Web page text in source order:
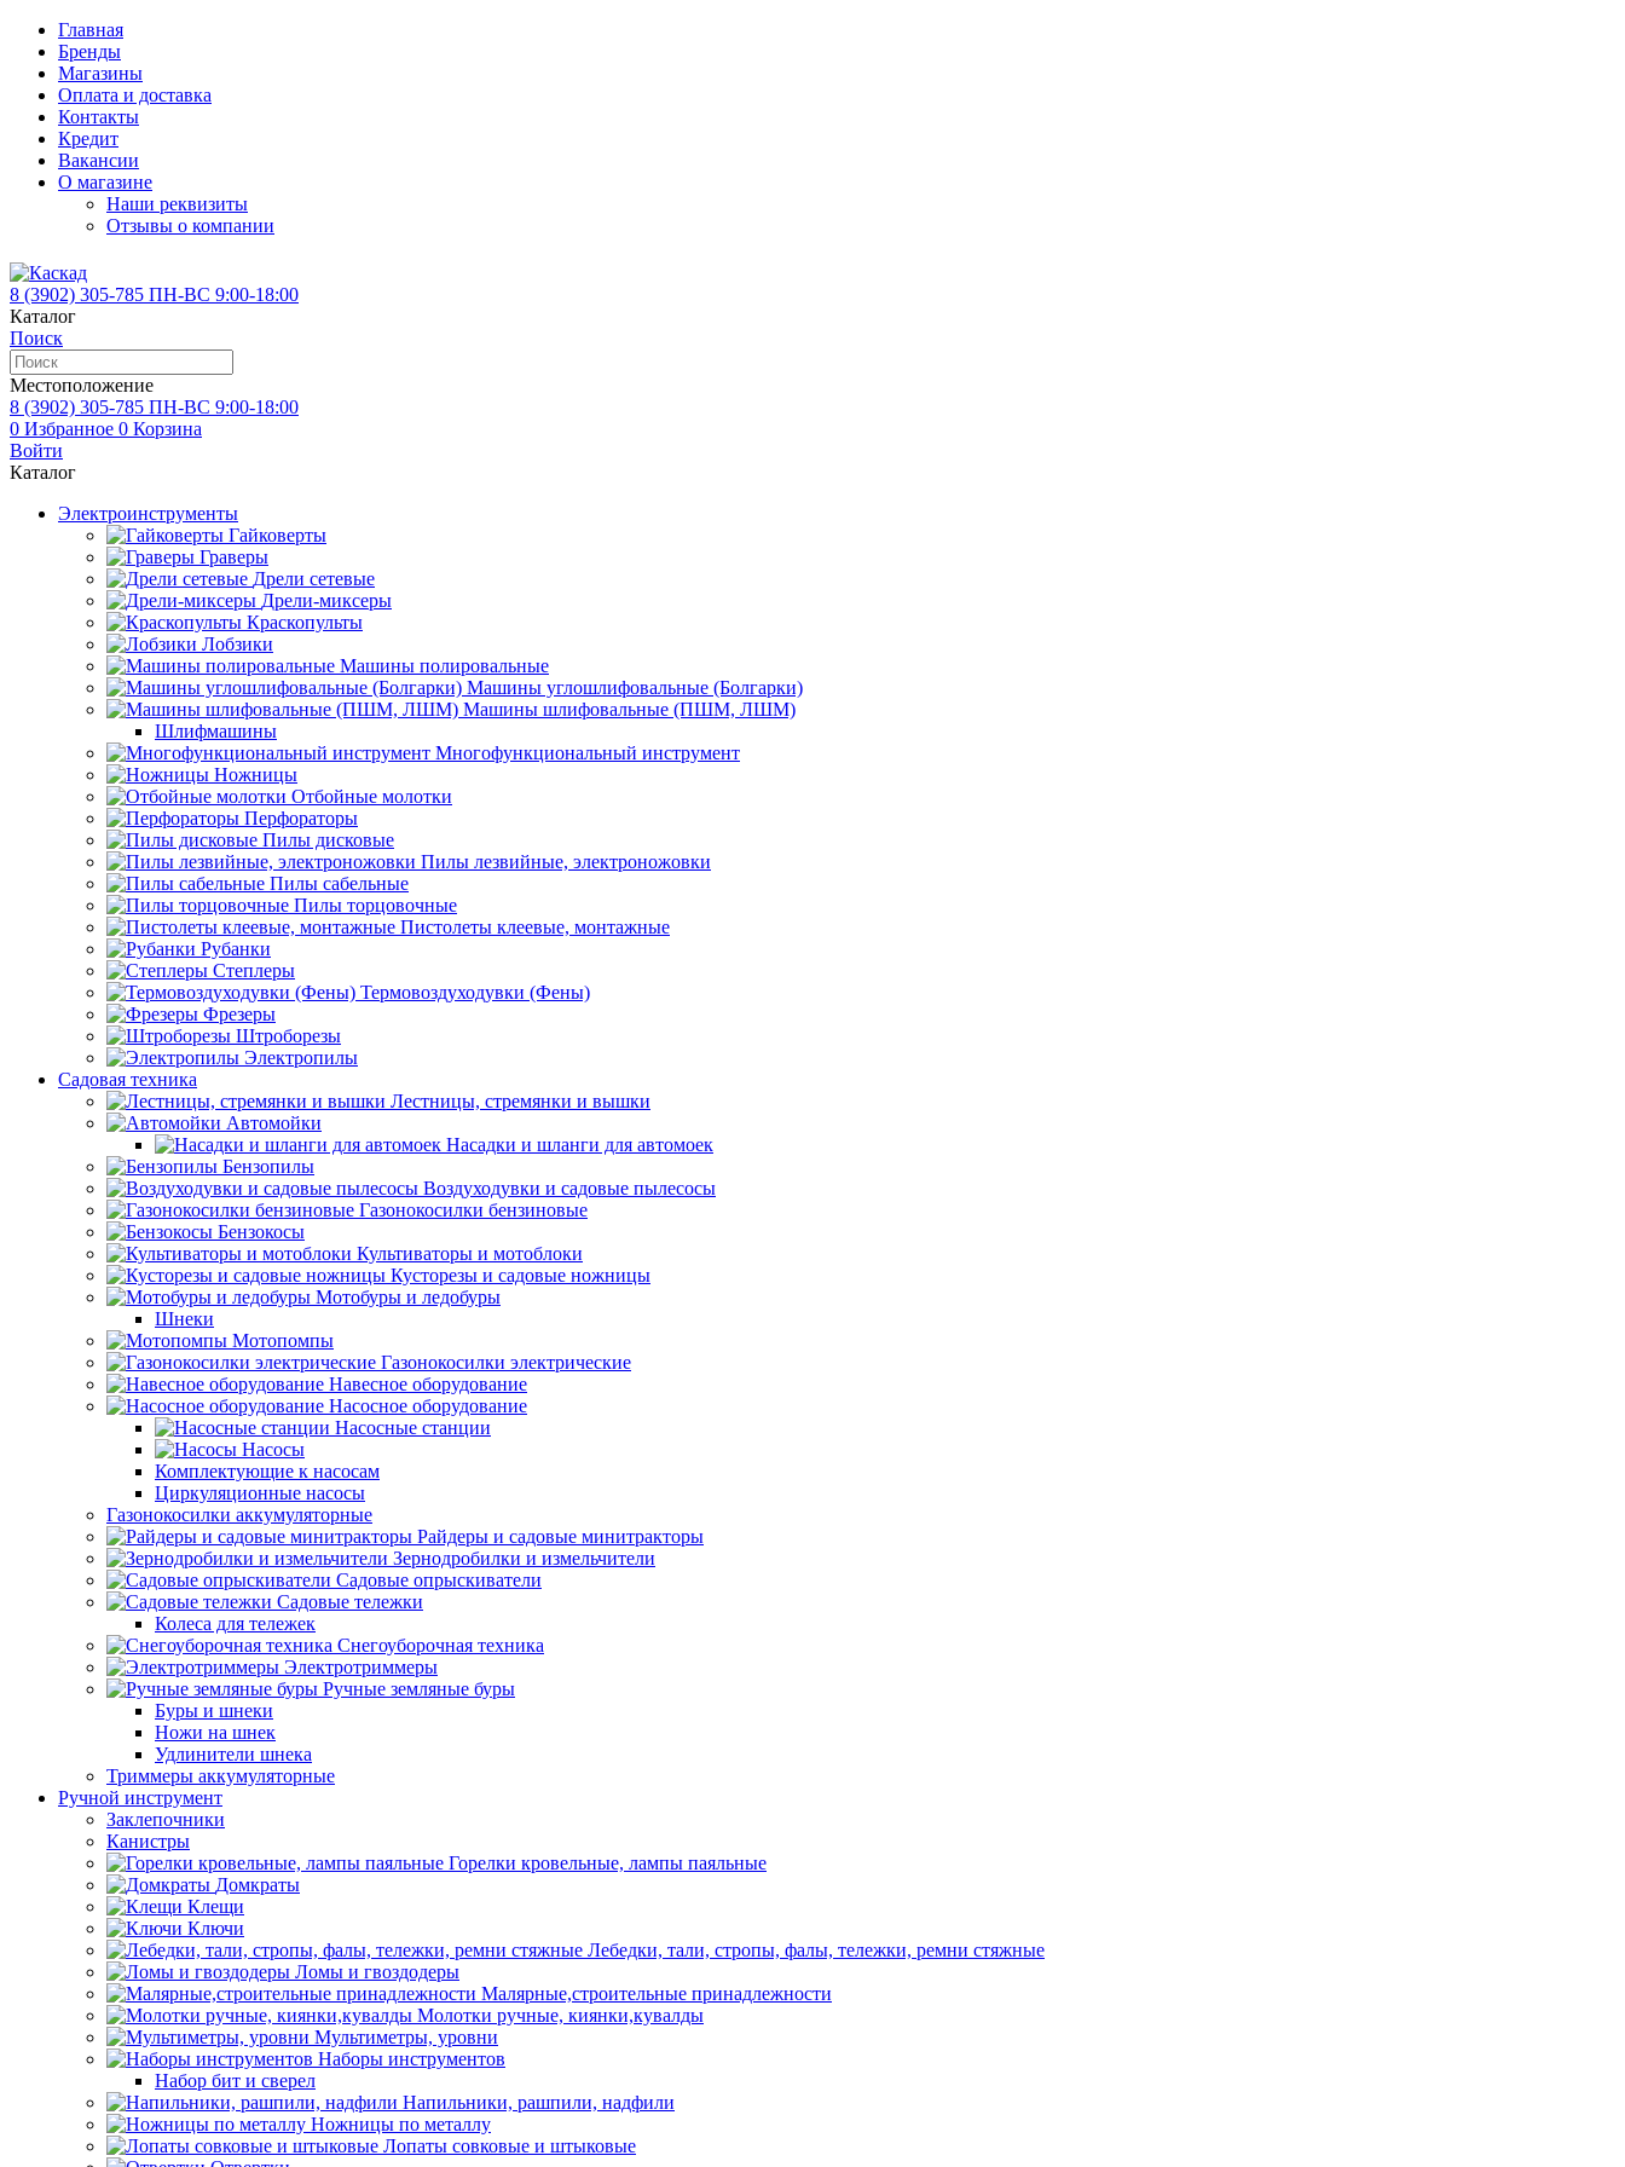
Главная
Бренды
Магазины
Оплата и доставка
Контакты
Кредит
Вакансии
О магазине
Наши реквизиты
Отзывы о компании
8 (3902) 305-785 ПН-ВС 9:00-18:00
Каталог
Поиск
Местоположение
8 (3902) 305-785 ПН-ВС 9:00-18:00
0 Избранное 0 Корзина
Войти
Каталог
Электроинструменты
Гайковерты
Граверы
Дрели сетевые
Дрели-миксеры
Краскопульты
Лобзики
Машины полировальные
Машины углошлифовальные (Болгарки)
Машины шлифовальные (ПШМ, ЛШМ)
Шлифмашины
Многофункциональный инструмент
Ножницы
Отбойные молотки
Перфораторы
Пилы дисковые
Пилы лезвийные, электроножовки
Пилы сабельные
Пилы торцовочные
Пистолеты клеевые, монтажные
Рубанки
Степлеры
Термовоздуходувки (Фены)
Фрезеры
Штроборезы
Электропилы
Садовая техника
Лестницы, стремянки и вышки
Автомойки
Насадки и шланги для автомоек
Бензопилы
Воздуходувки и садовые пылесосы
Газонокосилки бензиновые
Бензокосы
Культиваторы и мотоблоки
Кусторезы и садовые ножницы
Мотобуры и ледобуры
Шнеки
Мотопомпы
Газонокосилки электрические
Навесное оборудование
Насосное оборудование
Насосные станции
Насосы
Комплектующие к насосам
Циркуляционные насосы
Газонокосилки аккумуляторные
Райдеры и садовые минитракторы
Зернодробилки и измельчители
Садовые опрыскиватели
Садовые тележки
Колеса для тележек
Снегоуборочная техника
Электротриммеры
Ручные земляные буры
Буры и шнеки
Ножи на шнек
Удлинители шнека
Триммеры аккумуляторные
Ручной инструмент
Заклепочники
Канистры
Горелки кровельные, лампы паяльные
Домкраты
Клещи
Ключи
Лебедки, тали, стропы, фалы, тележки, ремни стяжные
Ломы и гвоздодеры
Малярные,строительные принадлежности
Молотки ручные, киянки,кувалды
Мультиметры, уровни
Наборы инструментов
Набор бит и сверел
Напильники, рашпили, надфили
Ножницы по металлу
Лопаты совковые и штыковые